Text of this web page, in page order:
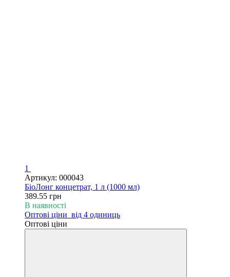
1
Артикул: 000043
БіоЛонг концетрат, 1 л (1000 мл)
389.55 грн
В наявності
Оптові ціни від 4 одиниць
Оптові ціни